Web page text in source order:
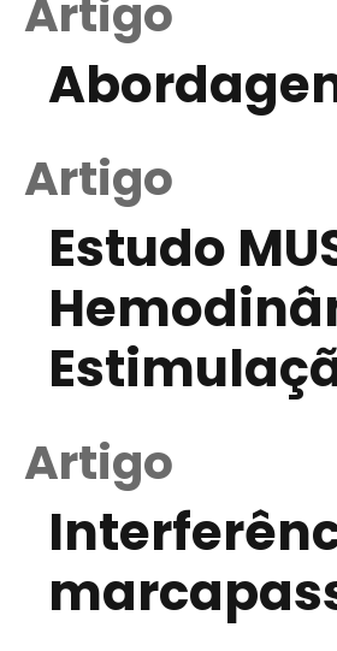
Artigo
Artigo
Estudo
Artigo